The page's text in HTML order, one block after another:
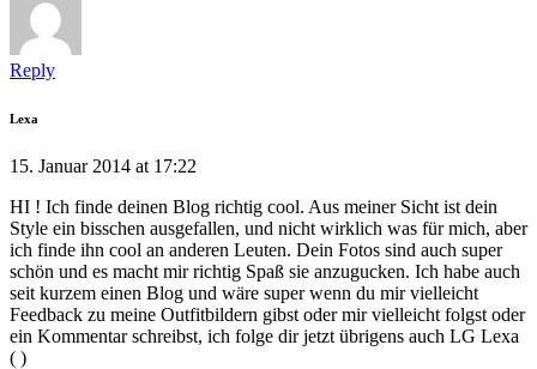
Reply
Lexa
15. Januar 2014 at 17:22
HI ! Ich finde deinen Blog richtig cool. Aus meiner Sicht ist dein
Style ein bisschen ausgefallen, und nicht wirklich was für mich, aber
ich finde ihn cool an anderen Leuten. Dein Fotos sind auch super
schön und es macht mir richtig Spaß sie anzugucken. Ich habe auch
seit kurzem einen Blog und wäre super wenn du mir vielleicht
Feedback zu meine Outfitbildern gibst oder mir vielleicht folgst oder
ein Kommentar schreibst, ich folge dir jetzt übrigens auch LG Lexa
( )